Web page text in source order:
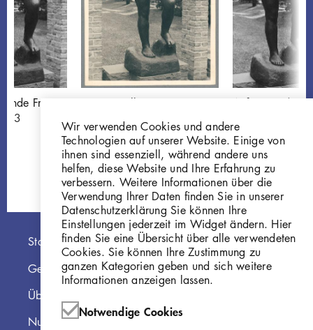
Frau
Georg Kolbe
Aufsteigende Frau,
1935, Bronze
GKFo-0457_001
Aufsteigende
Hauptnavigation
Startseite
Georg Kolbe Museum
Über die Online Sammlung
Nutzungshinweise
Wir verwenden Cookies und andere
Technologien auf unserer Website. Einige von
ihnen sind essenziell, während andere uns
helfen, diese Website und Ihre Erfahrung zu
verbessern. Weitere Informationen über die
Verwendung Ihrer Daten finden Sie in unserer
Datenschutzerklärung Sie können Ihre
Einstellungen jederzeit im Widget ändern. Hier
finden Sie eine Übersicht über alle verwendeten
Cookies. Sie können Ihre Zustimmung zu
ganzen Kategorien geben und sich weitere
Informationen anzeigen lassen.
Notwendige Cookies